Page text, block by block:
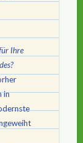
Ihre
in